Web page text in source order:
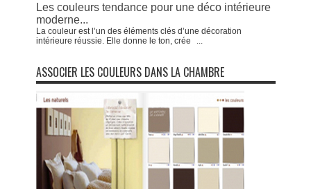
Les couleurs tendance pour une déco intérieure
moderne...
La couleur est l’un des éléments clés d’une décoration
intérieure réussie. Elle donne le ton, crée
ASSOCIER LES COULEURS DANS LA CHAMBRE